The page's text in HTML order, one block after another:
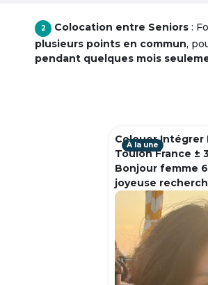
2 Colocation entre Seniors :
plusieurs points en commun,
pendant quelques mois
Colouer Intégrer
Toulon France ±
Bonjour femme
joyeuse
À la une